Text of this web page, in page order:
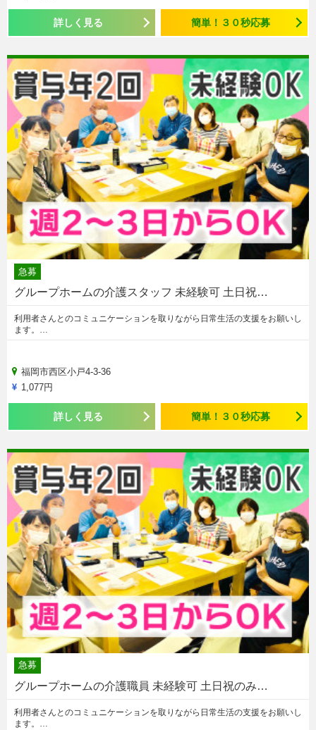
詳しく見る 簡単！３０秒応募
急募
グループホームの介護スタッフ 未経験可 土日祝…
利用者さんとのコミュニケーションを取りながら日常生活の支援をお願いし
ます。…
福岡市西区小戸4-3-36
1,077円
詳しく見る 簡単！３０秒応募
急募
グループホームの介護職員 未経験可 土日祝のみ…
利用者さんとのコミュニケーションを取りながら日常生活の支援をお願いし
ます。…